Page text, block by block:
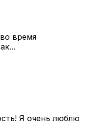
время
Я очень люблю